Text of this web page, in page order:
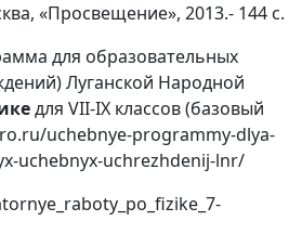
«Просвещение», 2013.- 144 с.
для образовательных
Луганской Народной
для VII-IX классов (базовый
uchebnye-programmy-dlya-
uchebnyx-uchrezhdenij-lnr/